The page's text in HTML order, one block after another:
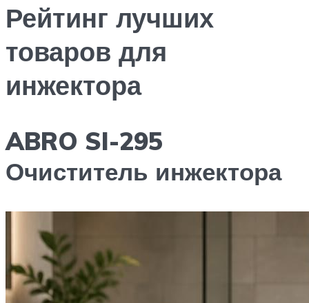
Рейтинг лучших
товаров для
инжектора
ABRO SI-295
Очиститель инжектора